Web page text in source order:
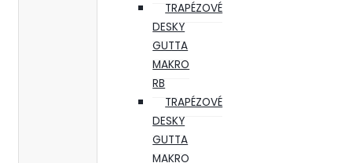
TRAPÉZOVÉ
DESKY
GUTTA
MAKRO
RB
TRAPÉZOVÉ
DESKY
GUTTA
MAKRO